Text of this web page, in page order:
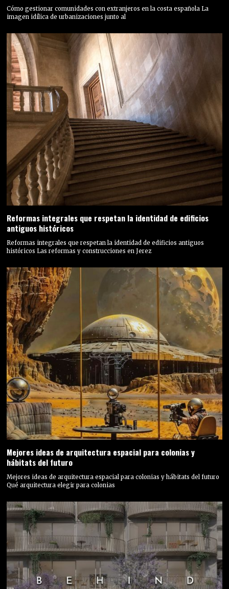
Cómo gestionar comunidades con extranjeros en la costa española La
imagen idílica de urbanizaciones junto al
Reformas integrales que respetan la identidad de edificios
antiguos históricos
Reformas integrales que respetan la identidad de edificios antiguos
históricos Las reformas y construcciones en Jerez
Mejores ideas de arquitectura espacial para colonias y
hábitats del futuro
Mejores ideas de arquitectura espacial para colonias y hábitats del futuro
Qué arquitectura elegir para colonias